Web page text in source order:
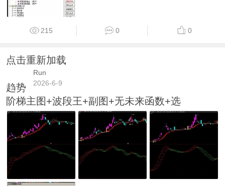
215 0 0
点击重新加载
Run
2026-6-9
趋势
阶梯主图+波段王+副图+无未来函数+选